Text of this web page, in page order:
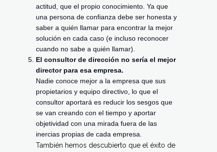
actitud, que el propio conocimiento. Ya que
una persona de confianza debe ser honesta y
saber a quién llamar para encontrar la mejor
solución en cada caso (e incluso reconocer
cuando no sabe a quién llamar).
El consultor de dirección no sería el mejor
director para esa empresa.
Nadie conoce mejor a la empresa que sus
propietarios y equipo directivo, lo que el
consultor aportará es reducir los sesgos que
se van creando con el tiempo y aportar
objetividad con una mirada fuera de las
inercias propias de cada empresa.
También hemos descubierto que el éxito de